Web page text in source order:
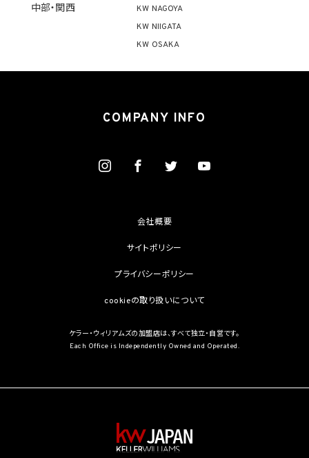
ある場合を除きます。）。
4.2 当社は、違法又は不当な行為を助長し、又は誘発するおそれがある方法により個人
5. 個人情報の適正な取得
情報保護法第2条第3項に定義されるものを意味します。）を取得しません。
を学術研究目的で取得する必要があるとき（当該要配慮個人情報を取得する目的の一
部が学術研究目的である場合を含み、個人の権利利益を不当に侵害するおそれがある
保護法第57条第1項各号に掲げる者その他個人情報保護委員会規則で定める者により
(4) 本人を目視し、又は撮影することにより、その外形上明らかな要配慮個人情報を取得
(5) 第三者から要配慮個人情報の提供を受ける場合であって、当該第三者による当該提
5.3 当社は、第三者から個人情報の提供を受けるに際しては、個人情報保護委員会規則
該個人情報の提供が第4.1項各号のいずれかに該当する場合又は第8.1項各号のいずれ
かに該当する場合を除きます。
管理が図られるよう、当社の従業員に対し、必要かつ適切な監督を行います。また、当社
は、個人情報の取扱いの全部又は一部を委託する場合は、委託先において個人情報の安
中部・関西
KW NAGOYA
KW NIIGATA
KW OSAKA
COMPANY INFO
会社概要
サイトポリシー
プライバシーポリシー
cookieの取り扱いについて
ケラー・ウィリアムズの加盟店は、すべて独立・自営です。
Each Office is Independently Owned and Operated.